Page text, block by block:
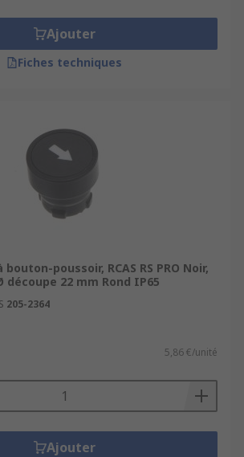
Ajouter
Fiches techniques
poussoir, RCAS RS PRO Noir,
22 mm Rond IP65
205-2364
5,86 €/unité
Ajouter